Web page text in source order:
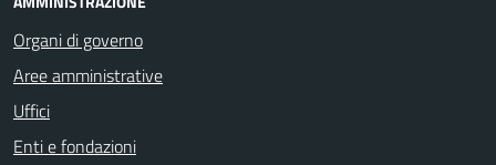
Organi di governo
Aree amministrative
Uffici
Enti e fondazioni